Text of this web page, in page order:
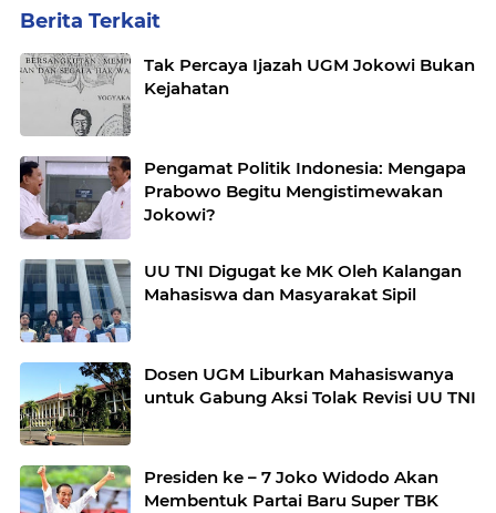
Berita Terkait
Tak Percaya Ijazah UGM Jokowi Bukan
Kejahatan
Pengamat Politik Indonesia: Mengapa
Prabowo Begitu Mengistimewakan
Jokowi?
UU TNI Digugat ke MK Oleh Kalangan
Mahasiswa dan Masyarakat Sipil
Dosen UGM Liburkan Mahasiswanya
untuk Gabung Aksi Tolak Revisi UU TNI
Presiden ke – 7 Joko Widodo Akan
Membentuk Partai Baru Super TBK